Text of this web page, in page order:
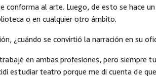
conforma al arte. Luego, de esto se hace
o en cualquier otro ámbito.
¿cuándo se convirtió la narración en su
en ambas profesiones, pero siempre
estudiar teatro porque me di cuenta de